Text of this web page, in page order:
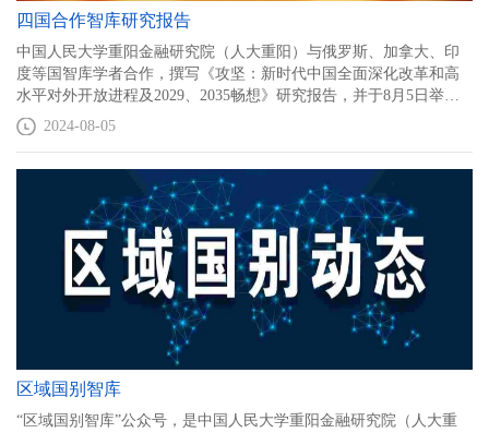
四国合作智库研究报告
中国人民大学重阳金融研究院（人大重阳）与俄罗斯、加拿大、印
度等国智库学者合作，撰写《攻坚：新时代中国全面深化改革和高
水平对外开放进程及2029、2035畅想》研究报告，并于8月5日举行
发布暨国际研讨会，邀请中外知名专家对此进行探讨。
2024-08-05
区域国别智库
“区域国别智库”公众号，是中国人民大学重阳金融研究院（人大重